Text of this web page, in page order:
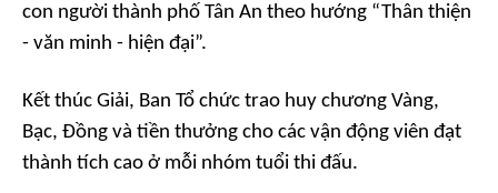
con người thành phố Tân An theo hướng “Thân thiện
- văn minh - hiện đại”.
Kết thúc Giải, Ban Tổ chức trao huy chương Vàng,
Bạc, Đồng và tiền thưởng cho các vận động viên đạt
thành tích cao ở mỗi nhóm tuổi thi đấu.